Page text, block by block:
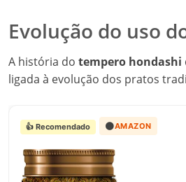
Evolução do uso
A história do tempero hondashi
ligada à evolução dos pratos
👍 Recomendado 🟠AMAZON